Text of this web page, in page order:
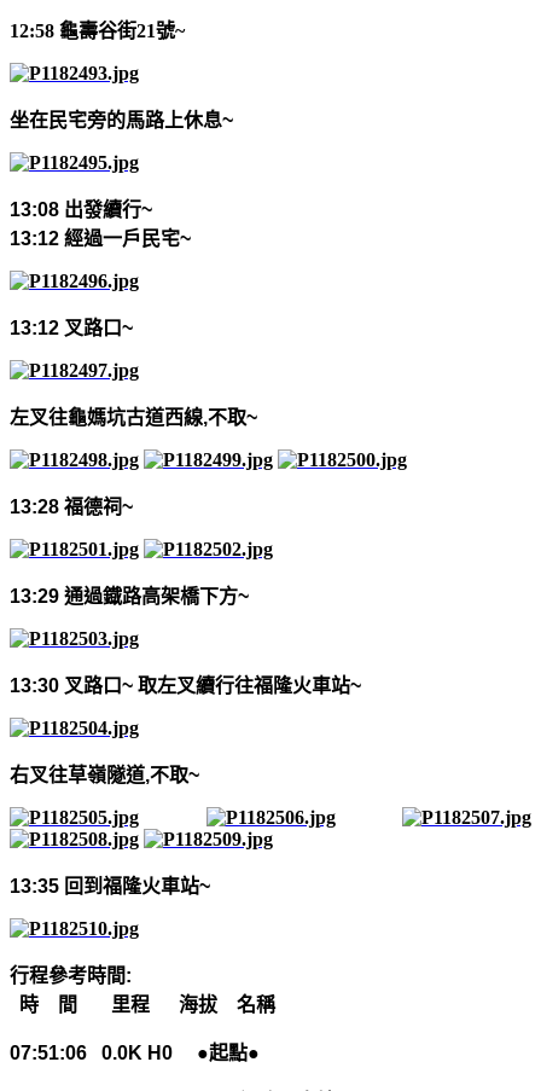
12:58 龜壽谷街21號~
坐在民宅旁的馬路上休息~
13:08 出發續行~
13:12 經過一戶民宅~
13:12 叉路口~
左叉往龜媽坑古道西線,不取~
13:28 福德祠~
13:29 通過鐡路高架橋下方~
13:30 叉路口~ 取左叉續行往福隆火車站~
右叉往草嶺隧道,不取~
13:35 回到福隆火車站~
行程參考時間:
時 間
里程 海拔 名稱
07:51:06 0.0K H0 ●起點●